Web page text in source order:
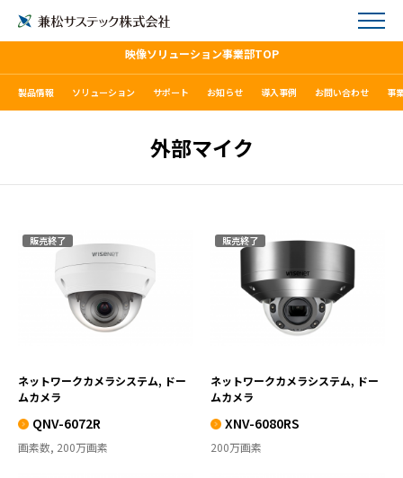
映像ソリューション事業部TOP
製品情報 ソリューション サポート お知らせ 導入事例 お問い合わせ 事
外部マイク
販売終了
QNV-6072R
VIEW MORE
ネットワークカメラシステム, ドー
ムカメラ
QNV-6072R
画素数, 200万画素
販売終了
XNV-6080RS
VIEW MORE
ネットワークカメラシステム, ドー
ムカメラ
XNV-6080RS
200万画素